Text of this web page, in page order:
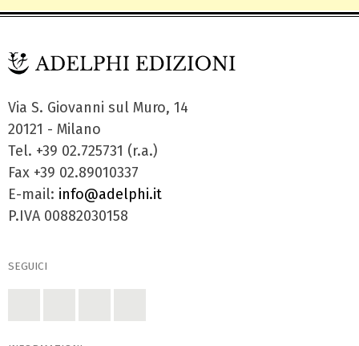
Via S. Giovanni sul Muro, 14
20121 - Milano
Tel. +39 02.725731 (r.a.)
Fax +39 02.89010337
E-mail: info@adelphi.it
P.IVA 00882030158
SEGUICI